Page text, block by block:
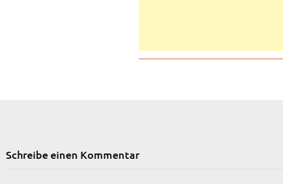
Schreibe einen Kommentar